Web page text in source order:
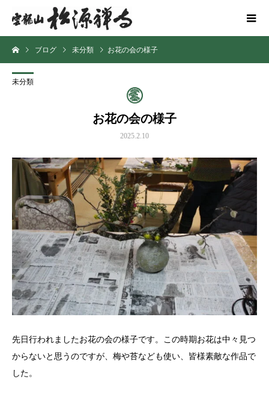
ブログ 未分類 お花の会の様子
未分類
お花の会の様子
2025.2.10
先日行われましたお花の会の様子です。この時期お花は中々見つ
からないと思うのですが、梅や苔なども使い、皆様素敵な作品で
した。